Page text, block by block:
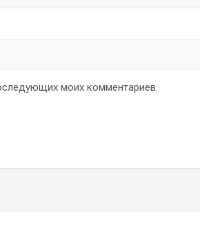
моих комментариев.